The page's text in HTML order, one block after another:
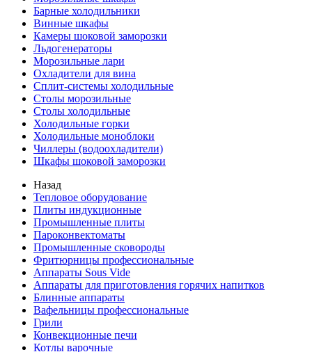
Барные холодильники
Винные шкафы
Камеры шоковой заморозки
Льдогенераторы
Морозильные лари
Охладители для вина
Сплит-системы холодильные
Столы морозильные
Столы холодильные
Холодильные горки
Холодильные моноблоки
Чиллеры (водоохладители)
Шкафы шоковой заморозки
Назад
Тепловое оборудование
Плиты индукционные
Промышленные плиты
Пароконвектоматы
Промышленные сковороды
Фритюрницы профессиональные
Аппараты Sous Vide
Аппараты для приготовления горячих напитков
Блинные аппараты
Вафельницы профессиональные
Грили
Конвекционные печи
Котлы варочные